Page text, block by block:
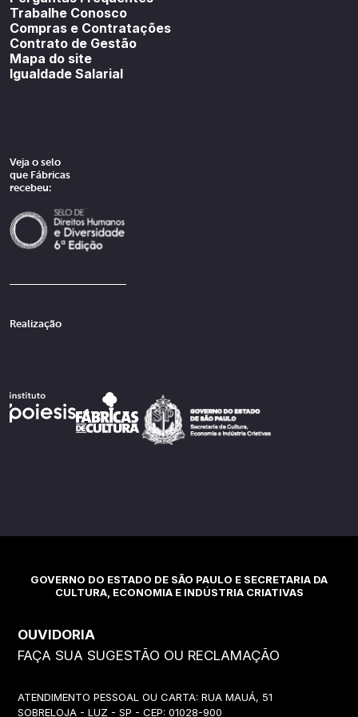
Trabalhe Conosco
Compras e Contratações
Contrato de Gestão
Mapa do site
Igualdade Salarial
Veja o selo
que Fábricas
recebeu:
Realização
GOVERNO DO ESTADO DE SÃO PAULO E SECRETARIA DA
CULTURA, ECONOMIA E INDÚSTRIA CRIATIVAS
OUVIDORIA
FAÇA SUA SUGESTÃO OU RECLAMAÇÃO
ATENDIMENTO PESSOAL OU CARTA: RUA MAUÁ, 51
SOBRELOJA - LUZ - SP - CEP: 01028-900